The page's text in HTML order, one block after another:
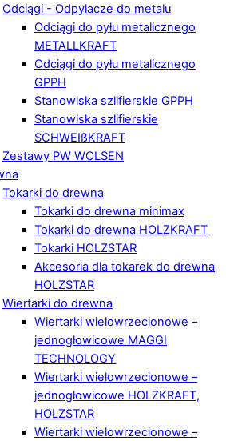
Odciągi - Odpylacze do metalu
Odciągi do pyłu metalicznego
METALLKRAFT
Odciągi do pyłu metalicznego
GPPH
Stanowiska szlifierskie GPPH
Stanowiska szlifierskie
SCHWEIßKRAFT
Zestawy PW WOLSEN
Tokarki do drewna
Tokarki do drewna minimax
Tokarki do drewna HOLZKRAFT
Tokarki HOLZSTAR
Akcesoria dla tokarek do drewna
HOLZSTAR
Wiertarki do drewna
Wiertarki wielowrzecionowe –
jednogłowicowe MAGGI
TECHNOLOGY
Wiertarki wielowrzecionowe –
jednogłowicowe HOLZKRAFT,
HOLZSTAR
Wiertarki wielowrzecionowe –